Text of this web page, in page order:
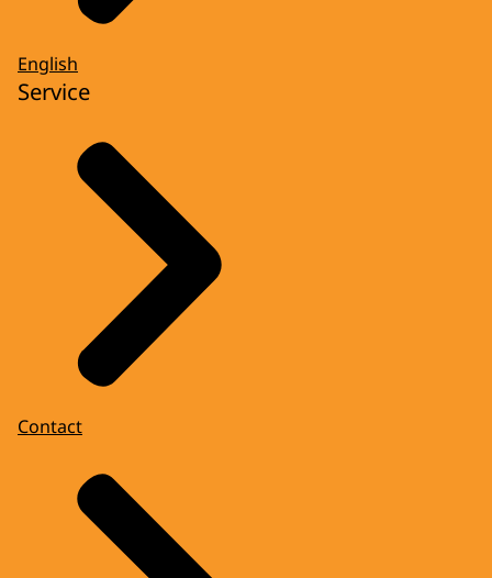
English
Service
Contact